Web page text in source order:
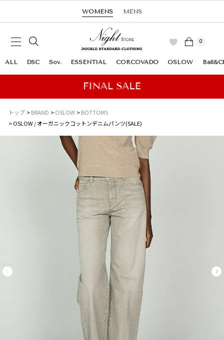
WOMENS MENS
0
ALL DSC Sov. ESSENTIAL CORCOVADO OSLOW
トップ BRAND OSLOW
BOTTOMS
OSLOW / オーガニックコットンデニムパンツ(SALE)